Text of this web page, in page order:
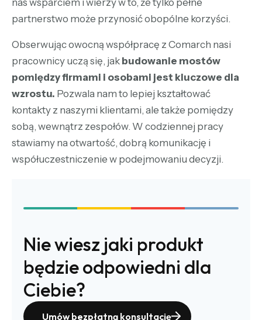
partnerstwo może przynosić obopólne korzyści.
Obserwując owocną współpracę z Comarch nasi
pracownicy uczą się, jak budowanie mostów
pomiędzy firmami i osobami jest kluczowe dla
wzrostu. Pozwala nam to lepiej kształtować
kontakty z naszymi klientami, ale także pomiędzy
sobą, wewnątrz zespołów. W codziennej pracy
stawiamy na otwartość, dobrą komunikację i
współuczestniczenie w podejmowaniu decyzji.
Nie wiesz jaki produkt
będzie odpowiedni dla
Ciebie?
Umów bezpłatną konsultację